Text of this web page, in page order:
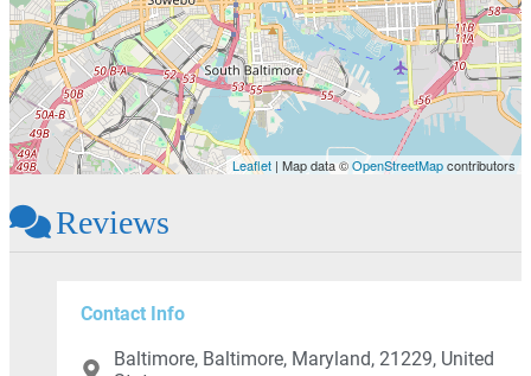
Leaflet | Map data ©OpenStreetMapcontributors
Reviews
Contact Info
Baltimore, Baltimore, Maryland, 21229, United